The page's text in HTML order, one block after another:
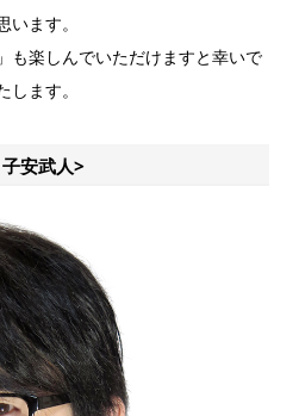
ます。
も楽しんでいただけますと幸いで
ます。
安武人>